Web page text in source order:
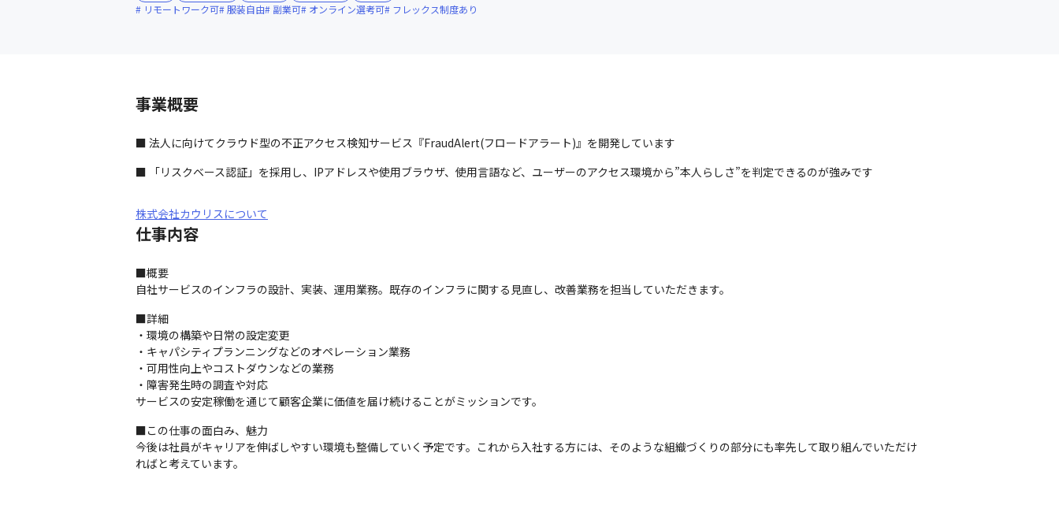
リモートワーク可 服装自由 副業可 オンライン選考可 フレックス制度あり
事業概要
■ 法人に向けてクラウド型の不正アクセス検知サービス『FraudAlert(フロードアラート)』を開発しています
■ 「リスクベース認証」を採用し、IPアドレスや使用ブラウザ、使用言語など、ユーザーのアクセス環境から”本人らしさ”を判定できるのが強みです
株式会社カウリスについて
仕事内容
■概要
自社サービスのインフラの設計、実装、運用業務。既存のインフラに関する見直し、改善業務を担当していただきます。
■詳細
・環境の構築や日常の設定変更
・キャパシティプランニングなどのオペレーション業務
・可用性向上やコストダウンなどの業務
・障害発生時の調査や対応
サービスの安定稼働を通じて顧客企業に価値を届け続けることがミッションです。
■この仕事の面白み、魅力
今後は社員がキャリアを伸ばしやすい環境も整備していく予定です。これから入社する方には、そのような組織づくりの部分にも率先して取り組んでいただけ
ればと考えています。